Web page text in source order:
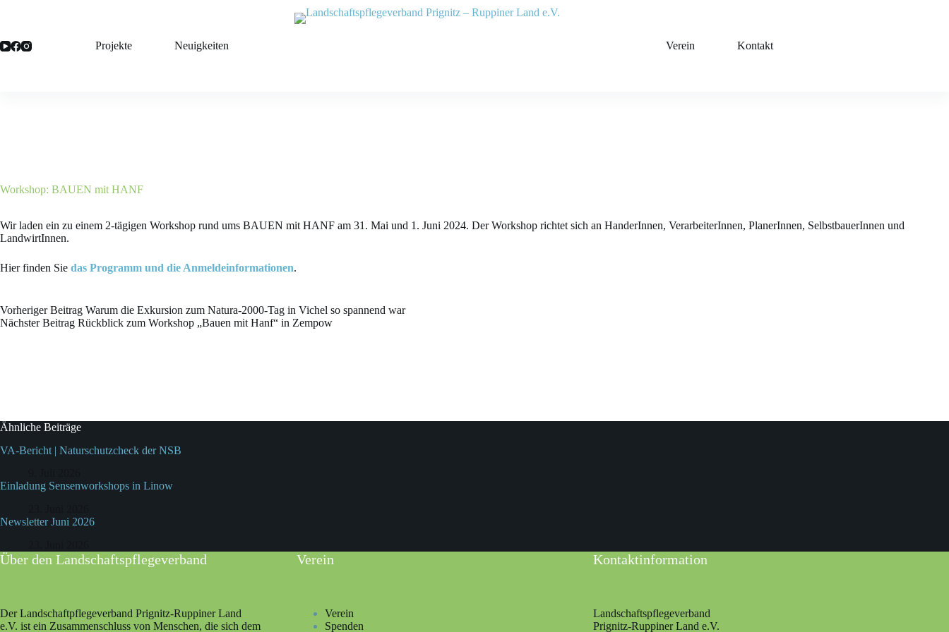
Projekte
Neuigkeiten Verein Kontakt
Workshop: BAUEN mit HANF
Wir laden ein zu einem 2-tägigen Workshop rund ums BAUEN mit HANF am 31. Mai und 1. Juni 2024. Der Workshop richtet sich an HanderInnen, VerarbeiterInnen, PlanerInnen, SelbstbauerInnen und
LandwirtInnen.
Hier finden Sie das Programm und die Anmeldeinformationen.
VorherigerBeitrag Warum die Exkursion zum Natura-2000-Tag in Vichel so spannend war
NächsterBeitrag Rückblick zum Workshop „Bauen mit Hanf“ in Zempow
Ähnliche Beiträge
VA-Bericht | Naturschutzcheck der NSB
Einladung Sensenworkshops in Linow
Newsletter Juni 2026
Über den Landschaftspflegeverband
Der Landschaftpflegeverband Prignitz-Ruppiner Land
e.V. ist ein Zusammenschluss von Menschen, die sich dem
Verein
Verein
Spenden
Kontaktinformation
Landschaftspflegeverband
Prignitz-Ruppiner Land e.V.